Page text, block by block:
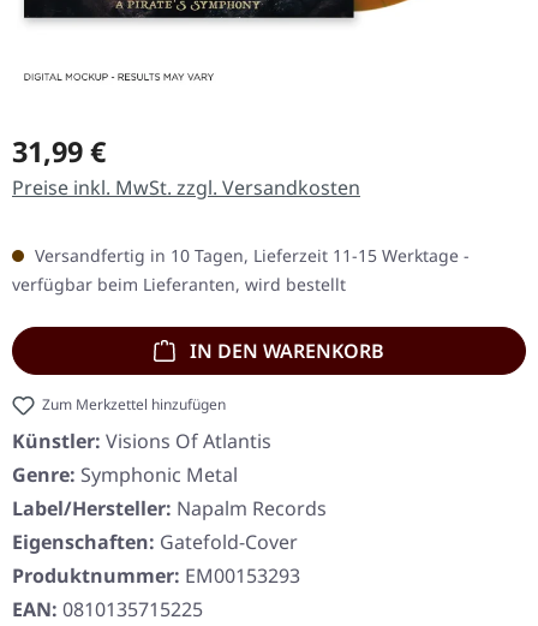
Regulärer Preis:
31,99 €
Preise inkl. MwSt. zzgl. Versandkosten
Versandfertig in 10 Tagen, Lieferzeit 11-15 Werktage -
verfügbar beim Lieferanten, wird bestellt
IN DEN WARENKORB
Zum Merkzettel hinzufügen
Künstler: Visions Of Atlantis
Genre: Symphonic Metal
Label/Hersteller: Napalm Records
Eigenschaften: Gatefold-Cover
Produktnummer: EM00153293
EAN: 0810135715225